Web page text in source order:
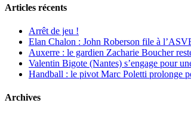
Articles récents
Arrêt de jeu !
Elan Chalon : John Roberson file à
Auxerre : le gardien Zacharie Boucher
Valentin Bigote (Nantes) s’engage pour
Handball : le pivot Marc Poletti prolonge
Archives